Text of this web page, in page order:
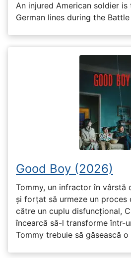
An injured American soldier
German lines during the
Good Boy (2026)
Tommy, un infractor în vârstă
și forțat să urmeze un proces
către un cuplu disfuncțional,
încearcă să-l transforme într-
Tommy trebuie să găsească